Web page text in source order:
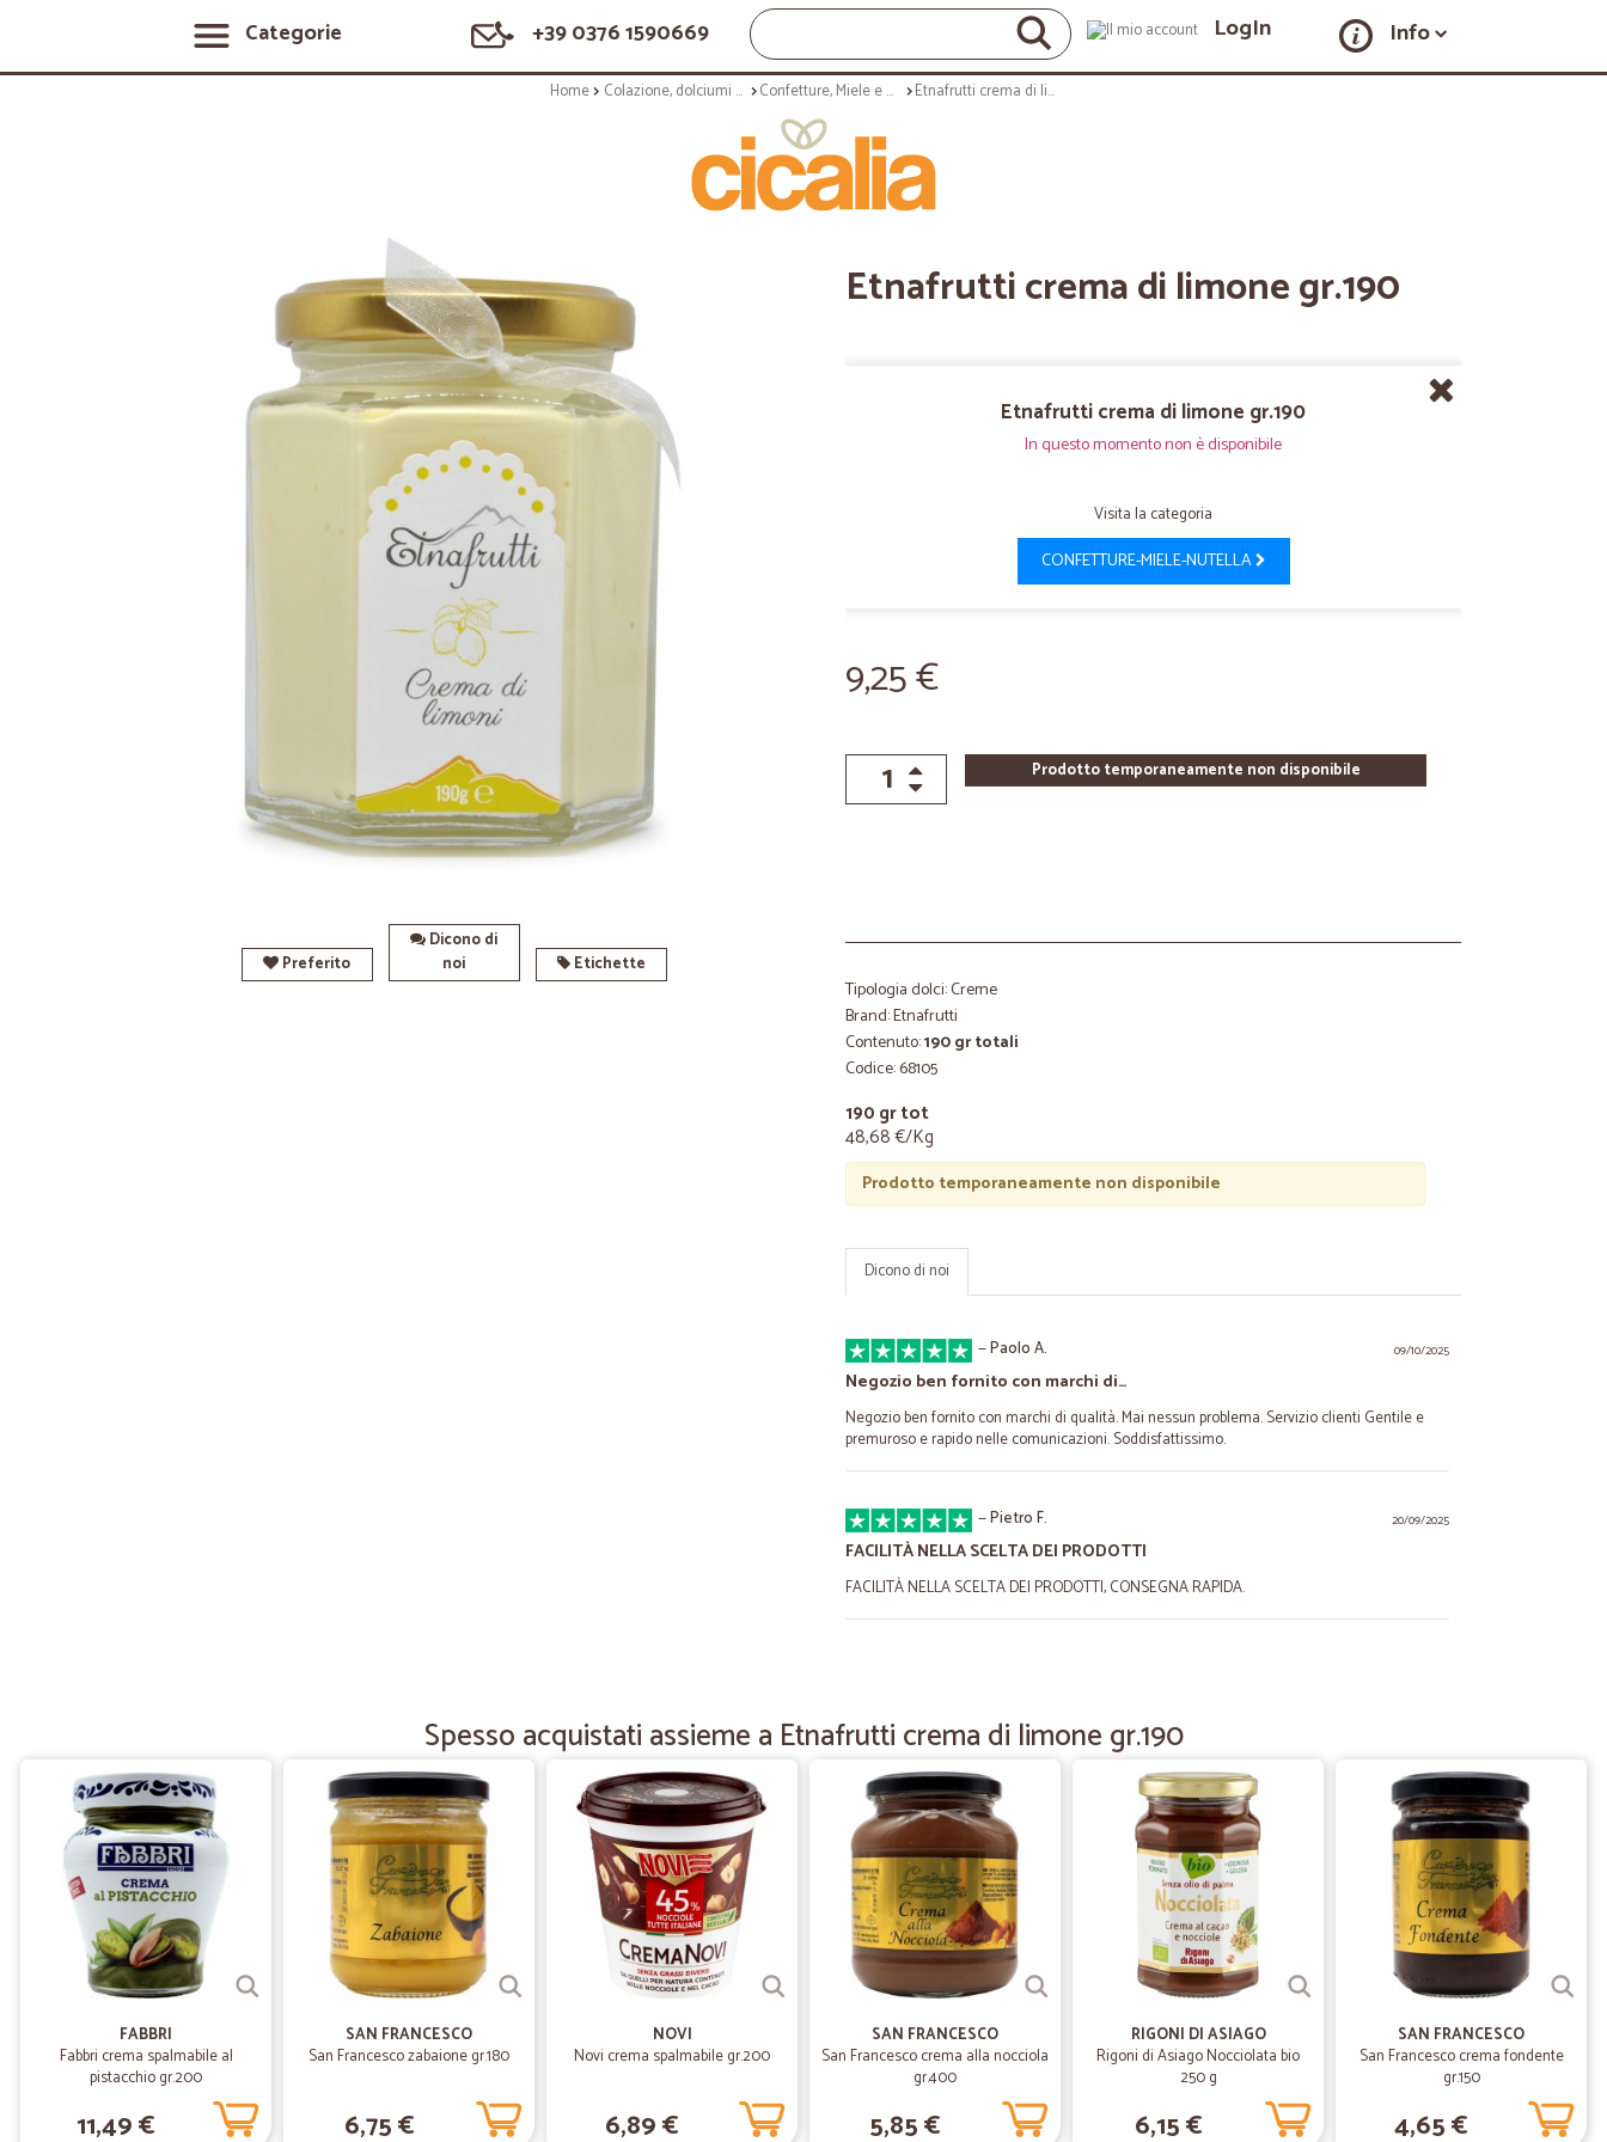
Categorie +39 0376 1590669 LogIn Info
Home Colazione, dolciumi e snack Confetture, Miele e Nutella Etnafrutti crema di limone gr.190
Preferito
Dicono di
noi
Etichette
Etnafrutti crema di limone gr.190
Etnafrutti crema di limone gr.190
In questo momento non è disponibile
Visita la categoria
CONFETTURE-MIELE-NUTELLA
9,25 €
Prodotto temporaneamente non disponibile
Tipologia dolci: Creme
Brand: Etnafrutti
Contenuto:190 gr totali
Codice: 68105
190 gr tot
48,68 €/Kg
Prodotto temporaneamente non disponibile
Dicono di noi
09/10/2025
—Paolo A.
Negozio ben fornito con marchi di…
Negozio ben fornito con marchi di qualità. Mai nessun problema. Servizio clienti Gentile e
premuroso e rapido nelle comunicazioni. Soddisfattissimo.
20/09/2025
—Pietro F.
FACILITÀ NELLA SCELTA DEI PRODOTTI
FACILITÀ NELLA SCELTA DEI PRODOTTI, CONSEGNA RAPIDA.
Merce di ottima qualità, puntuali nelle consegne
18/08/2020
—Cristina O.
Consegna tempestiva gentilissimi nel…
Consegna tempestiva gentilissimi nel offrire omaggi prova di alcuni prodotti grazie ordinerò
ancora
09/12/2019
—Lorenzo M.
Tutto ok, merce arrivata rapidamente e imballo perfetto
25/09/2019
Antonio C.
Spesso acquistati assieme a Etnafrutti crema di limone gr.190
FABBRI
Fabbri crema spalmabile al
pistacchio gr.200
11,49 €
SAN FRANCESCO
San Francesco zabaione gr.180
6,75 €
NOVI
Novi crema spalmabile gr.200
6,89 €
SAN FRANCESCO
San Francesco crema alla nocciola
gr.400
5,85 €
RIGONI DI ASIAGO
Rigoni di Asiago Nocciolata bio
250 g
6,15 €
SAN FRANCESCO
San Francesco crema fondente
gr.150
4,65 €